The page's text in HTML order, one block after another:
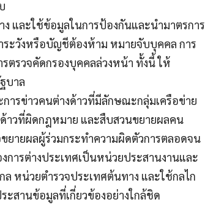
และใช้ข้อมูลในการป้องกันและนำมาตรการ
ระวังหรือบัญชีต้องห้าม หมายจับบุคคล การ
รตรวจคัดกรองบุคคลล่วงหน้า ทั้งนี้ ให้
บาล
ารข่าวคนต่างด้าวที่มีลักษณะกลุ่มเครือข่าย
าวที่ผิดกฎหมาย และสืบสวนขยายผลคน
ายผลผู้ร่วมกระทำความผิดตัวการตลอดจน
การต่างประเทศเป็นหน่วยประสานงานและ
หน่วยตำรวจประเทศต้นทาง และใช้กลไก
ะสานข้อมูลที่เกี่ยวข้องอย่างใกล้ชิด